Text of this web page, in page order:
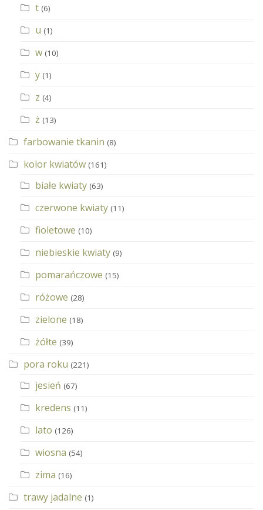
t (6)
u (1)
w (10)
y (1)
z (4)
ż (13)
farbowanie tkanin (8)
kolor kwiatów (161)
białe kwiaty (63)
czerwone kwiaty (11)
fioletowe (10)
niebieskie kwiaty (9)
pomarańczowe (15)
różowe (28)
zielone (18)
żółte (39)
pora roku (221)
jesień (67)
kredens (11)
lato (126)
wiosna (54)
zima (16)
trawy jadalne (1)